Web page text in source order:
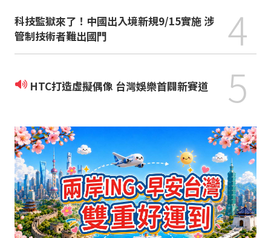
科技監獄來了！中國出入境新規9/15實施 涉
管制技術者難出國門
4
HTC打造虛擬偶像 台灣娛樂首闢新賽道 5